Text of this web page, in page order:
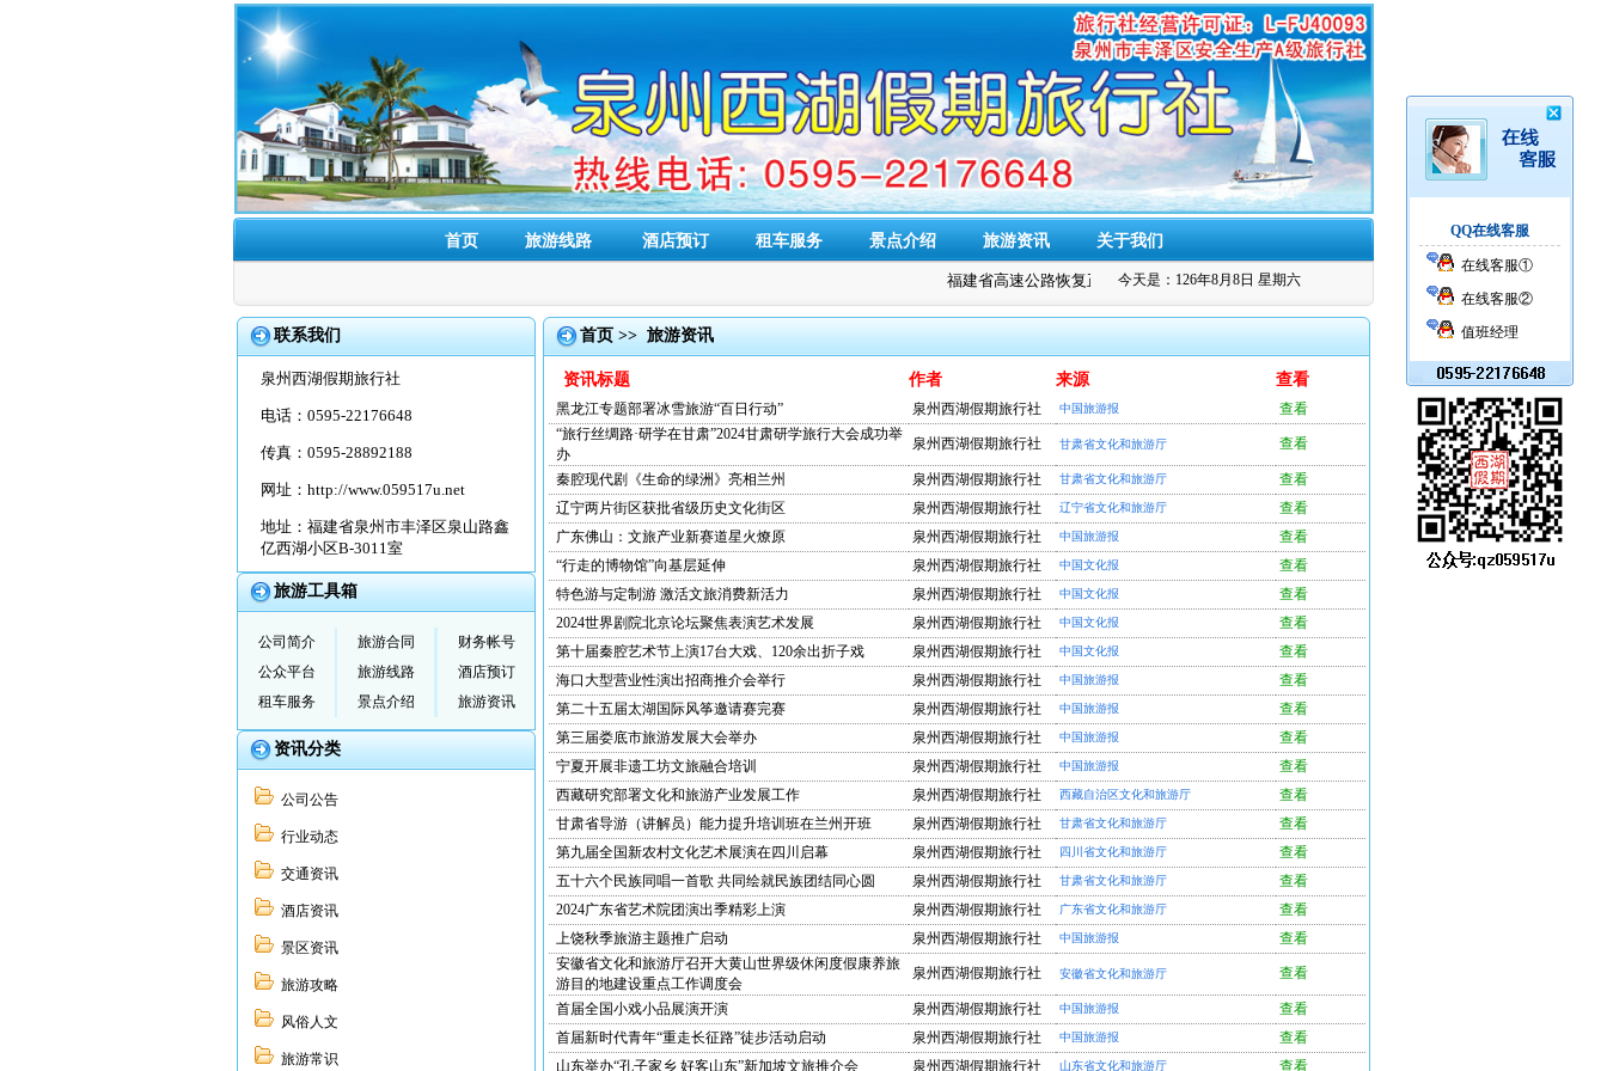
QQ在线客服
在线客服①
在线客服②
值班经理
首页 旅游线路 酒店预订 租车服务 景点介绍 旅游资讯 关于我们
福建省高速公路恢复正常通行今天是：126年8月8日 星期六
联系我们
泉州西湖假期旅行社
电话：0595-22176648
传真：0595-28892188
网址： http://www.059517u.net
地址：福建省泉州市丰泽区泉山路鑫
亿西湖小区B-3011室
旅游工具箱
公司简介 旅游合同
财务帐号
公众平台
旅游线路
酒店预订
租车服务
景点介绍 旅游资讯
资讯分类
公司公告
行业动态
交通资讯
酒店资讯
景区资讯
旅游攻略
风俗人文
旅游常识
首页 >> 旅游资讯
资讯标题 作者 来源 查看
黑龙江专题部署冰雪旅游“百日行动” 泉州西湖假期旅行社 中国旅游报
查看
“旅行丝绸路·研学在甘肃”2024甘肃研学旅行大会成功举
办
泉州西湖假期旅行社 甘肃省文化和旅游厅 查看
秦腔现代剧《生命的绿洲》亮相兰州 泉州西湖假期旅行社 甘肃省文化和旅游厅
查看
辽宁两片街区获批省级历史文化街区
泉州西湖假期旅行社 辽宁省文化和旅游厅
查看
广东佛山：文旅产业新赛道星火燎原
泉州西湖假期旅行社 中国旅游报
查看
“行走的博物馆”向基层延伸
泉州西湖假期旅行社 中国文化报
查看
特色游与定制游 激活文旅消费新活力
泉州西湖假期旅行社 中国文化报
查看
2024世界剧院北京论坛聚焦表演艺术发展
泉州西湖假期旅行社 中国文化报
查看
第十届秦腔艺术节上演17台大戏、120余出折子戏
泉州西湖假期旅行社 中国文化报
查看
海口大型营业性演出招商推介会举行
泉州西湖假期旅行社 中国旅游报
查看
第二十五届太湖国际风筝邀请赛完赛
泉州西湖假期旅行社 中国旅游报
查看
第三届娄底市旅游发展大会举办
泉州西湖假期旅行社 中国旅游报
查看
宁夏开展非遗工坊文旅融合培训
泉州西湖假期旅行社 中国旅游报
查看
西藏研究部署文化和旅游产业发展工作
泉州西湖假期旅行社 西藏自治区文化和旅游厅
查看
甘肃省导游（讲解员）能力提升培训班在兰州开班
泉州西湖假期旅行社 甘肃省文化和旅游厅
查看
第九届全国新农村文化艺术展演在四川启幕
泉州西湖假期旅行社 四川省文化和旅游厅
查看
五十六个民族同唱一首歌 共同绘就民族团结同心圆
泉州西湖假期旅行社 甘肃省文化和旅游厅
查看
2024广东省艺术院团演出季精彩上演
泉州西湖假期旅行社 广东省文化和旅游厅
查看
上饶秋季旅游主题推广启动
泉州西湖假期旅行社 中国旅游报
查看
安徽省文化和旅游厅召开大黄山世界级休闲度假康养旅
游目的地建设重点工作调度会
泉州西湖假期旅行社 安徽省文化和旅游厅 查看
首届全国小戏小品展演开演 泉州西湖假期旅行社 中国旅游报
查看
首届新时代青年“重走长征路”徒步活动启动
泉州西湖假期旅行社 中国旅游报
查看
山东举办“孔子家乡 好客山东”新加坡文旅推介会
泉州西湖假期旅行社 山东省文化和旅游厅 查看